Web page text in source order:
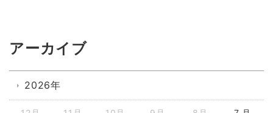
アーカイブ
2026年